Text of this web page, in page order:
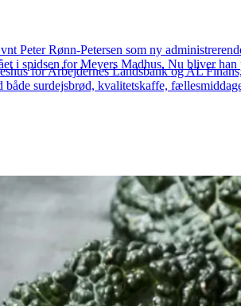
for Arbejdernes Landsbank og AL
surdejsbrød, kvalitetskaffe,
Peter Rønn-Petersen som ny
i spidsen for Meyers Madhus. Nu bliver